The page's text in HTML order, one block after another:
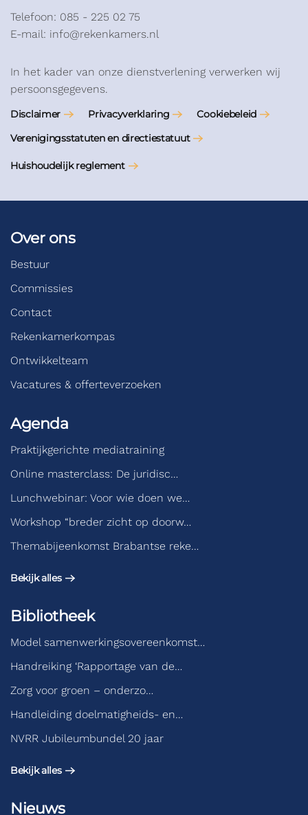
Telefoon: 085 - 225 02 75
E-mail: info@rekenkamers.nl
In het kader van onze dienstverlening verwerken wij
persoonsgegevens.
Disclaimer Privacyverklaring
Cookiebeleid
Verenigingsstatuten en directiestatuut
Huishoudelijk reglement
Over ons
Bestuur
Commissies
Contact
Rekenkamerkompas
Ontwikkelteam
Vacatures & offerteverzoeken
Agenda
Praktijkgerichte mediatraining
Online masterclass: De juridisc…
Lunchwebinar: Voor wie doen we…
Workshop “breder zicht op doorw…
Themabijeenkomst Brabantse reke…
Bekijk alles
Bibliotheek
Model samenwerkingsovereenkomst…
Handreiking ‘Rapportage van de…
Zorg voor groen – onderzo…
Handleiding doelmatigheids- en…
NVRR Jubileumbundel 20 jaar
Bekijk alles
Nieuws